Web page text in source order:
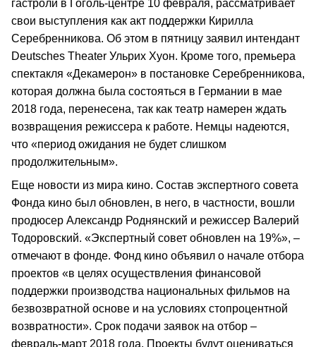
гастроли в Гоголь-центре 10 февраля, рассматривает
свои выступления как акт поддержки Кирилла
Серебренникова. Об этом в пятницу заявил интендант
Deutsches Theater Ульрих Хуон. Кроме того, премьера
спектакля «Декамерон» в постановке Серебренникова,
которая должна была состояться в Германии в мае
2018 года, перенесена, так как театр намерен ждать
возвращения режиссера к работе. Немцы надеются,
что «период ожидания не будет слишком
продолжительным».
Еще новости из мира кино. Состав экспертного совета
Фонда кино был обновлен, в него, в частности, вошли
продюсер Александр Роднянский и режиссер Валерий
Тодоровский. «Экспертный совет обновлен на 19%», –
отмечают в фонде. Фонд кино объявил о начале отбора
проектов «в целях осуществления финансовой
поддержки производства национальных фильмов на
безвозвратной основе и на условиях стопроцентной
возвратности». Срок подачи заявок на отбор –
февраль-март 2018 года. Проекты будут оцениваться